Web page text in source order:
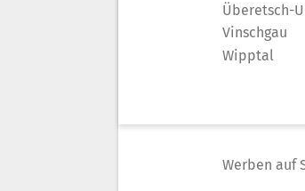
Überetsch-
Vinschgau
Wipptal
Werben auf